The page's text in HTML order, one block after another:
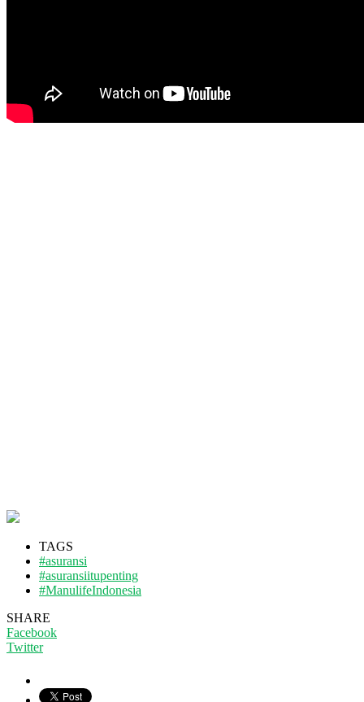
TAGS
#asuransi
#asuransiitupenting
#ManulifeIndonesia
SHARE
Facebook
Twitter